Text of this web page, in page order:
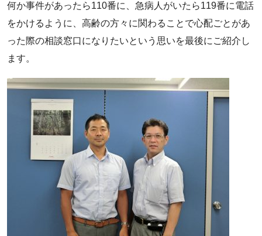
何か事件があったら110番に、急病人がいたら119番に電話
をかけるように、高齢の方々に関わることで心配ごとがあ
った際の相談窓口になりたいという思いを最後にご紹介し
ます。